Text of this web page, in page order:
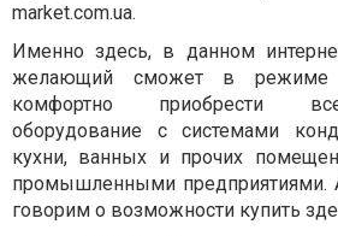
market.com.ua.
Именно здесь, в данном
желающий сможет в режиме
комфортно приобрести
оборудование с системами
кухни, ванных и прочих
промышленными предприятиями.
говорим о возможности купить